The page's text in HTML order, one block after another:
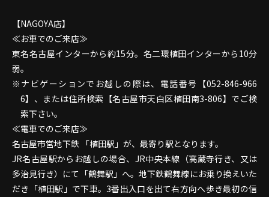
【NAGOYA店】
≪お車でのご来店≫
東名名古屋インターから約15分。名二環植田インターから10分
弱。
ナビゲーションでお越しの際は、電話番号【052-846-966
6】、または住所検索【名古屋市天白区植田南3-806】でご検
索下さい。
≪電車でのご来店≫
名古屋市営地下鉄 「植田駅」が、最寄り駅となります。
JR名古屋駅からお越しの場合、JR中央本線（高蔵寺行き、又は
多治見行き）にて「鶴舞駅」へ。地下鉄鶴舞線にお乗り換えいた
だき「植田駅」で下車。3番出入口を出て右方向へ歩き最初の信